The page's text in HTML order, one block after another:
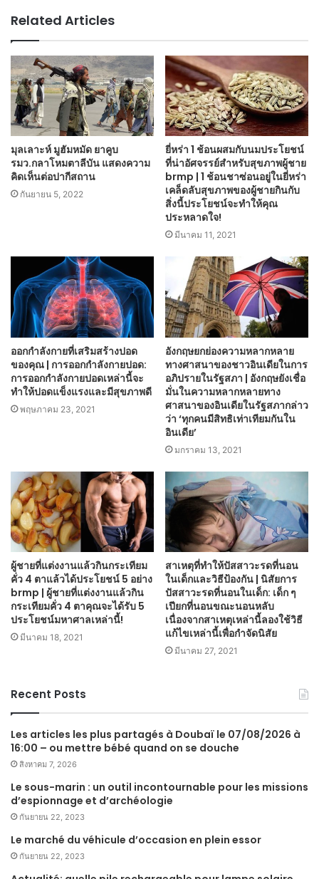
Related Articles
มุลเลาะห์ มูฮัมหมัด ยาคูบ
รมว.กลาโหมตาลีบัน แสดงความ
คิดเห็นต่อปากีสถาน
กันยายน 5, 2022
ยี่หร่า 1 ช้อนผสมกับนมประโยชน์
ที่น่าอัศจรรย์สำหรับสุขภาพผู้ชาย
brmp | 1 ช้อนชาซ่อนอยู่ในยี่หร่า
เคล็ดลับสุขภาพของผู้ชายกินกับ
สิ่งนี้ประโยชน์จะทำให้คุณ
ประหลาดใจ!
มีนาคม 11, 2021
ออกกำลังกายที่เสริมสร้างปอด
ของคุณ | การออกกำลังกายปอด:
การออกกำลังกายปอดเหล่านี้จะ
ทำให้ปอดแข็งแรงและมีสุขภาพดี
พฤษภาคม 23, 2021
อังกฤษยกย่องความหลากหลาย
ทางศาสนาของชาวอินเดียในการ
อภิปรายในรัฐสภา | อังกฤษยังเชื่อ
มั่นในความหลากหลายทาง
ศาสนาของอินเดียในรัฐสภากล่าว
ว่า ‘ทุกคนมีสิทธิเท่าเทียมกันใน
อินเดีย’
มกราคม 13, 2021
ผู้ชายที่แต่งงานแล้วกินกระเทียม
คั่ว 4 ตาแล้วได้ประโยชน์ 5 อย่าง
brmp | ผู้ชายที่แต่งงานแล้วกิน
กระเทียมคั่ว 4 ตาคุณจะได้รับ 5
ประโยชน์มหาศาลเหล่านี้!
มีนาคม 18, 2021
สาเหตุที่ทำให้ปัสสาวะรดที่นอน
ในเด็กและวิธีป้องกัน | นิสัยการ
ปัสสาวะรดที่นอนในเด็ก: เด็ก ๆ
เปียกที่นอนขณะนอนหลับ
เนื่องจากสาเหตุเหล่านี้ลองใช้วิธี
แก้ไขเหล่านี้เพื่อกำจัดนิสัย
มีนาคม 27, 2021
Recent Posts
Les articles les plus partagés à Doubaï le 07/08/2026 à
16:00 – ou mettre bébé quand on se douche
สิงหาคม 7, 2026
Le sous-marin : un outil incontournable pour les missions
d’espionnage et d’archéologie
กันยายน 22, 2023
Le marché du véhicule d’occasion en plein essor
กันยายน 22, 2023